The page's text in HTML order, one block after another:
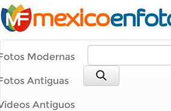
Modernas
Antiguas
Antiguos